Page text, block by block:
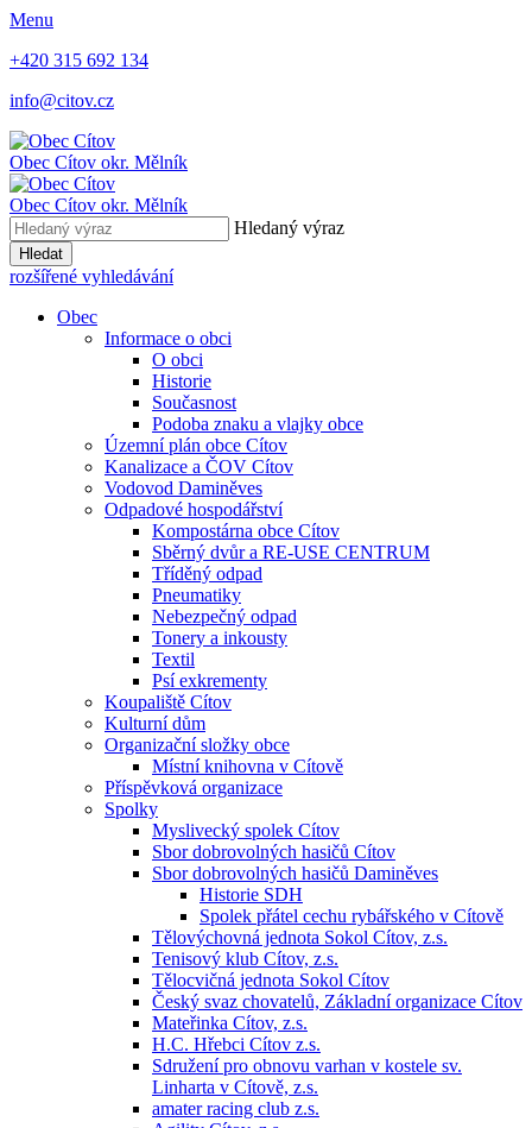
Menu
+420 315 692 134
info@citov.cz
Obec Cítov okr. Mělník
Obec Cítov okr. Mělník
Hledaný výraz
Hledat
rozšířené vyhledávání
Obec
Informace o obci
O obci
Historie
Současnost
Podoba znaku a vlajky obce
Územní plán obce Cítov
Kanalizace a ČOV Cítov
Vodovod Daminěves
Odpadové hospodářství
Kompostárna obce Cítov
Sběrný dvůr a RE-USE CENTRUM
Tříděný odpad
Pneumatiky
Nebezpečný odpad
Tonery a inkousty
Textil
Psí exkrementy
Koupaliště Cítov
Kulturní dům
Organizační složky obce
Místní knihovna v Cítově
Příspěvková organizace
Spolky
Myslivecký spolek Cítov
Sbor dobrovolných hasičů Cítov
Sbor dobrovolných hasičů Daminěves
Historie SDH
Spolek přátel cechu rybářského v Cítově
Tělovýchovná jednota Sokol Cítov, z.s.
Tenisový klub Cítov, z.s.
Tělocvičná jednota Sokol Cítov
Český svaz chovatelů, Základní organizace Cítov
Mateřinka Cítov, z.s.
H.C. Hřebci Cítov z.s.
Sdružení pro obnovu varhan v kostele sv.
Linharta v Cítově, z.s.
amater racing club z.s.